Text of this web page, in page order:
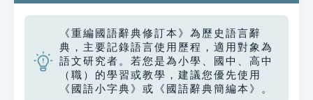
《重編國語辭典修訂本》為歷史語言辭
典，主要記錄語言使用歷程，適用對象為
語文研究者。若您是為小學、國中、高中
（職）的學習或教學，建議您優先使用
《國語小字典》或《國語辭典簡編本》。